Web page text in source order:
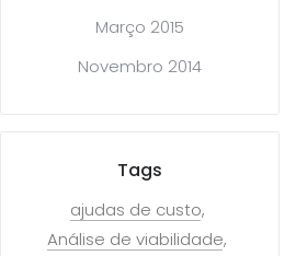
Março 2015
Novembro 2014
Tags
ajudas de custo
Análise de viabilidade